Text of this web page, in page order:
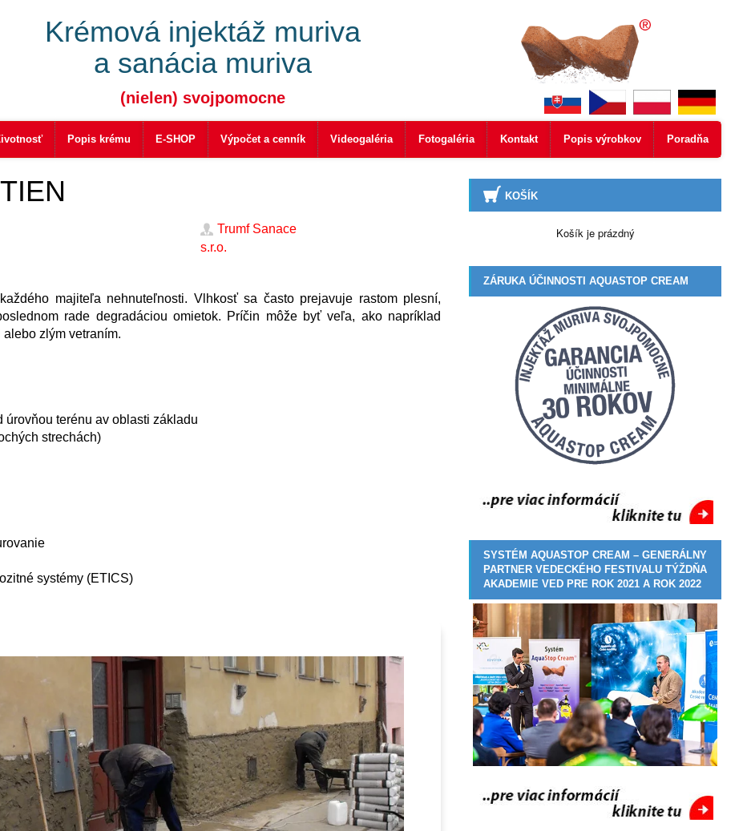
Popis krému E-SHOP Výpočet a cenník Videogaléria Fotogaléria Kontakt Popis výrobkov Poradňa
Krémová injektáž muriva
a sanácia muriva
(nielen) svojpomocne
Trumf Sanace
s.r.o.
majiteľa nehnuteľnosti. Vlhkosť sa často prejavuje rastom plesní,
rade degradáciou omietok. Príčin môže byť veľa, ako napríklad
zlým vetraním.
terénu av oblasti základu
strechách)
systémy (ETICS)
KOŠÍK
Košík je prázdný
ZÁRUKA ÚČINNOSTI AQUASTOP CREAM
SYSTÉM AQUASTOP CREAM – GENERÁLNY
PARTNER VEDECKÉHO FESTIVALU TÝŽDŇA
AKADEMIE VED PRE ROK 2021 A ROK 2022